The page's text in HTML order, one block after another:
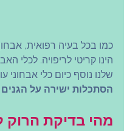
כמו בכל בעיה רפואית,
הינו קריטי לריפויה. לכלי
שלנו נוסף כיום כלי אבחוני
הסתכלות ישירה על
מהי בדיקת הרוק